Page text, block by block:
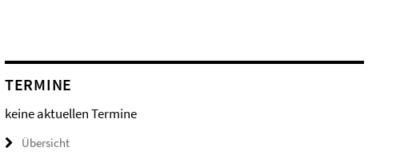
TERMINE
keine aktuellen Termine
Übersicht